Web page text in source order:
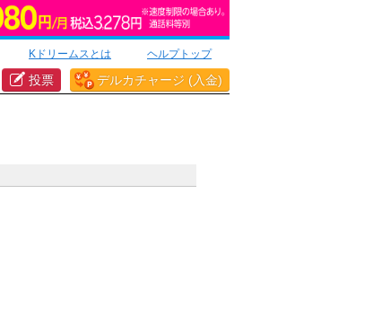
Kドリームスとは ヘルプトップ
投票 デルカチャージ (入金)